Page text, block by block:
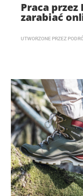
Praca
zarabiać
UTWORZONE PRZEZ